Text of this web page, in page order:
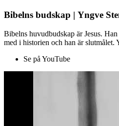
Bibelns budskap | Yngve
Bibelns huvudbudskap är Jesus.
med i historien och han är slutmålet.
Se på YouTube